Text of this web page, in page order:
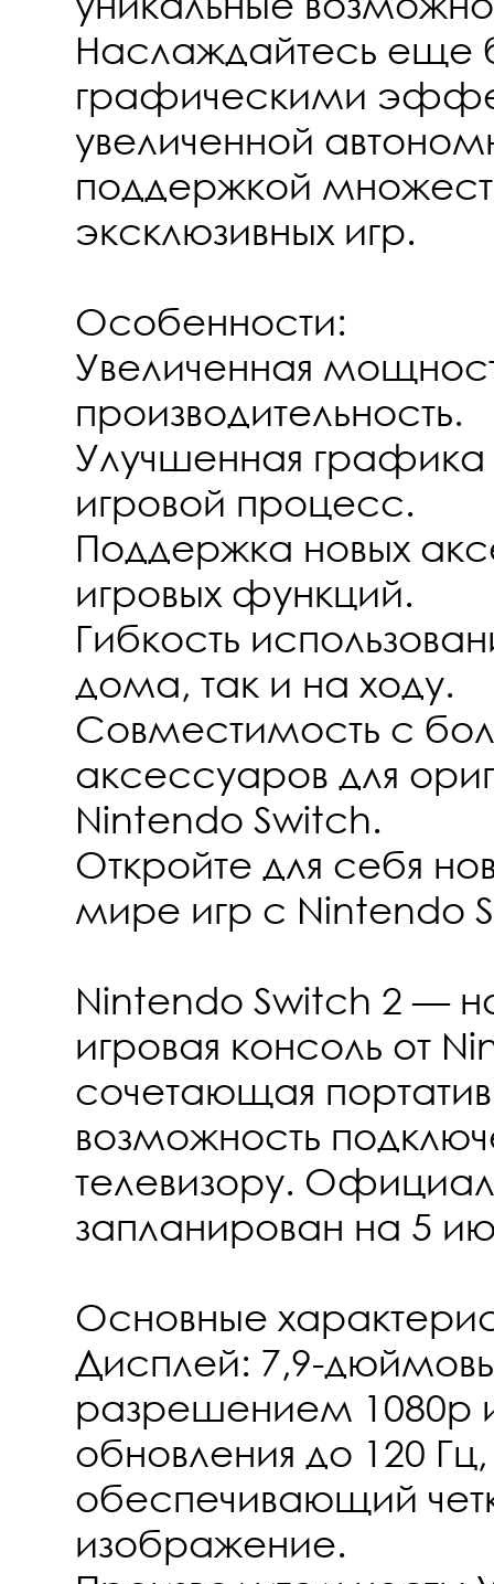
Наслаждайтесь еще
графическими
увеличенной
поддержкой
эксклюзивных игр.
Особенности:
Увеличенная
производительность.
Улучшенная графика
игровой процесс.
Поддержка новых
игровых функций.
Гибкость
дома, так и на ходу.
Совместимость с
аксессуаров для
Nintendo Switch.
Откройте для себя
мире игр с Nintendo
Nintendo Switch 2 —
игровая консоль от
сочетающая
возможность
телевизору.
запланирован на 5
Основные
Дисплей: 7,9-
разрешением 1080p
обновления до 120 Гц,
обеспечивающий
изображение.